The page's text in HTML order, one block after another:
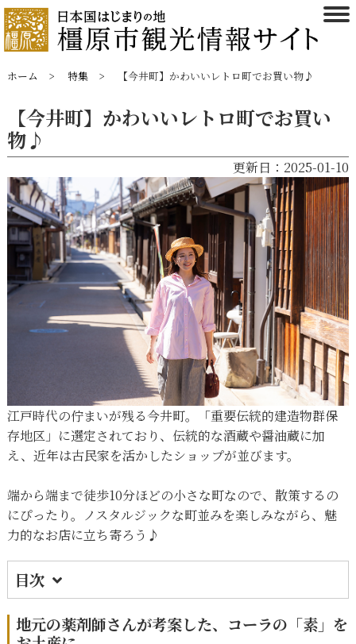
ホーム 特集 【今井町】かわいいレトロ町でお買い物♪
【今井町】かわいいレトロ町でお買い
物♪
更新日：2025-01-10
江戸時代の佇まいが残る今井町。「重要伝統的建造物群保
存地区」に選定されており、伝統的な酒蔵や醤油蔵に加
え、近年は古民家を活かしたショップが並びます。
端から端まで徒歩10分ほどの小さな町なので、散策するの
にぴったり。ノスタルジックな町並みを楽しみながら、魅
力的なお店に立ち寄ろう♪
目次
1. 地元の薬剤師さんが考案した、コーラの
「素」をお土産に。
地元の薬剤師さんが考案した、コーラの「素」を